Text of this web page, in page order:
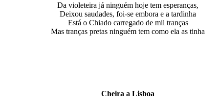
Da violeteira já ninguém hoje tem esperanças,
Deixou saudades, foi-se embora e а tardinha
Está o Chiado carregado de mil tranças
Mas tranças pretas ninguém tem como ela as tinha
Сheira a Lisboa